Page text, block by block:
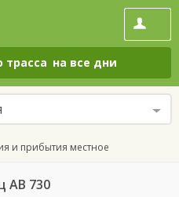
трасса на все дни
и прибытия местное
АВ 730